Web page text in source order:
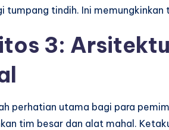
tumpang tindih. Ini
3:
perhatian utama bagi para
tim besar dan alat mahal.